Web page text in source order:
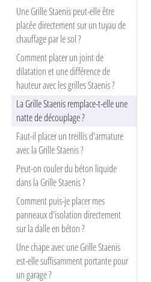
Une Grille Staenis peut-elle être
placée directement sur un tuyau de
chauffage par le sol ?
Comment placer un joint de
dilatation et une différence de
hauteur avec les grilles Staenis ?
La Grille Staenis remplace-t-elle une
natte de découplage ?
Faut-il placer un treillis d'armature
avec la Grille Staenis ?
Peut-on couler du béton liquide
dans la Grille Staenis ?
Comment puis-je placer mes
panneaux d'isolation directement
sur la dalle en béton ?
Une chape avec une Grille Staenis
est-elle suffisamment portante pour
un garage ?